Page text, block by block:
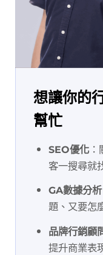
想讓你的
幫忙
SEO優化：
客一搜尋就
GA數據分析
題、又要怎
品牌行銷顧
提升商業表